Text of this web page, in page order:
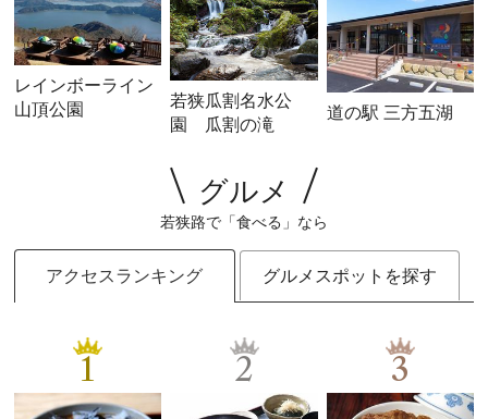
レインボーライン
山頂公園
若狭瓜割名水公
園 瓜割の滝
道の駅 三方五湖
グルメ
若狭路で「食べる」なら
アクセスランキング グルメスポットを探す
1 2 3